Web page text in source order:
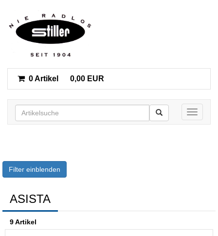
0 Artikel 0,00 EUR
Toggle
Filter einblenden
ASISTA
9 Artikel